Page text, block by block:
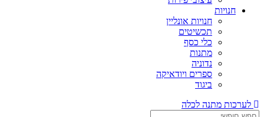
חנויות
חנויות אונליין
תכשיטים
כלי כסף
מתנות
נדוניה
ספרים ויודאיקה
ביגוד
לערכות מתנה לכלה